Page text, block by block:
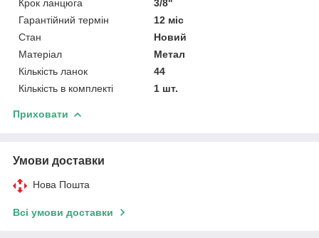
Крок ланцюга
3/8''
Гарантійний термін
12 міс
Стан
Новий
Матеріал
Метал
Кількість ланок
44
Кількість в комплекті
1 шт.
Приховати
Умови доставки
Нова Пошта
Всі умови доставки